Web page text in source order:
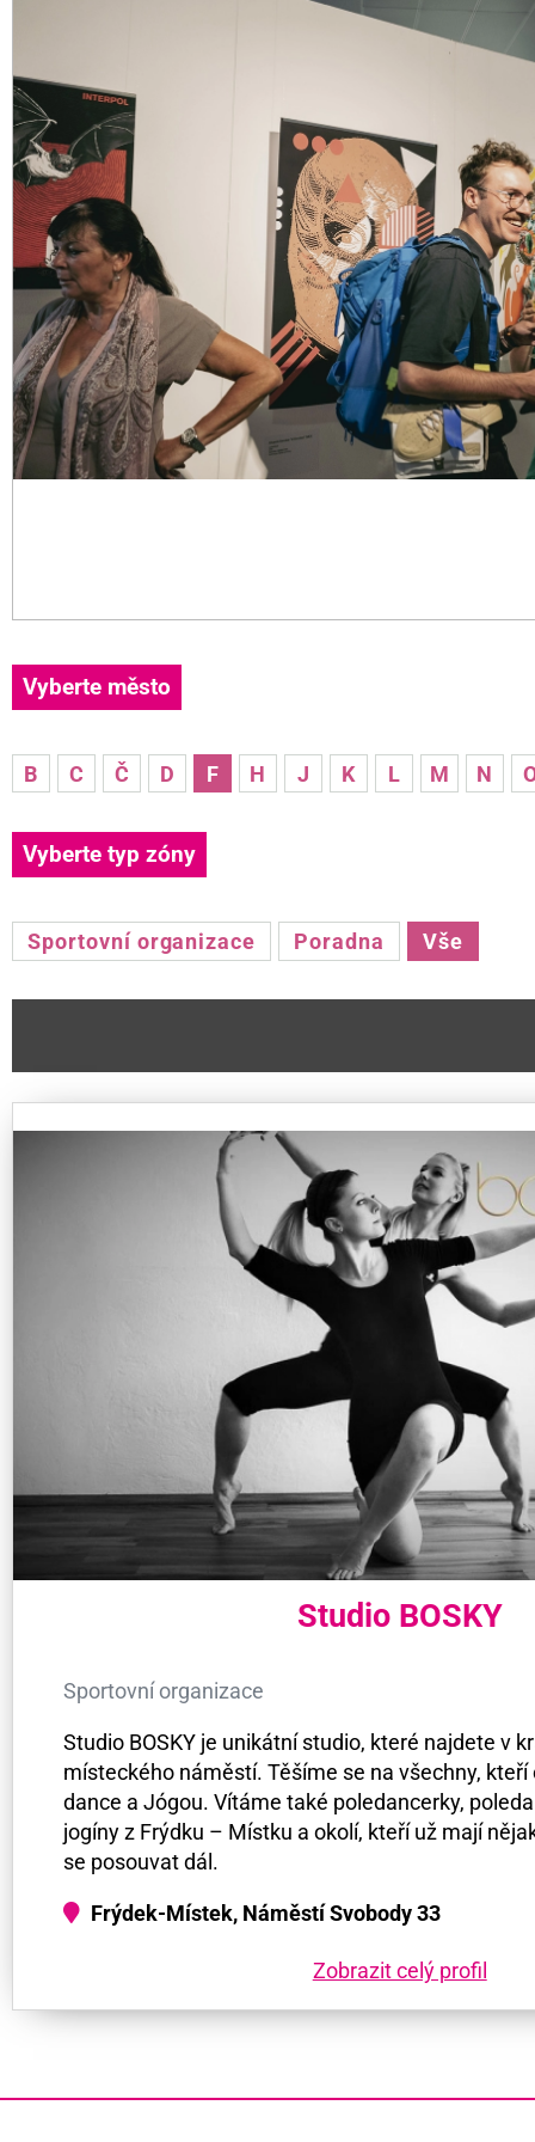
Vyberte město
B C Č D F H J K L M N
Vyberte typ zóny
Sportovní organizace Poradna Vše
Studio BOSKY
Sportovní organizace
Studio BOSKY je unikátní studio, které najdete v
místeckého náměstí. Těšíme se na všechny, kteří
dance a Jógou. Vítáme také poledancerky,
jogíny z Frýdku – Místku a okolí, kteří už mají
se posouvat dál.
Frýdek-Místek, Náměstí Svobody 33
Zobrazit celý profil